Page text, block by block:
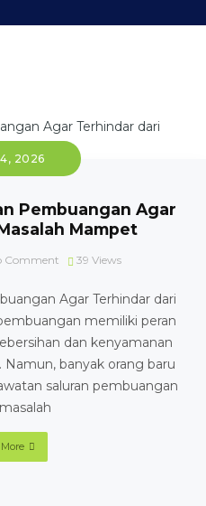
2026
Pembuangan Agar
Mampet
Comment 39 Views
Agar Terhindar dari
memiliki peran
dan kenyamanan
banyak orang baru
saluran pembuangan